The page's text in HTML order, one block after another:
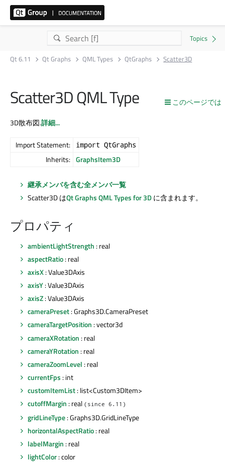
Qt 6.11 Qt Graphs QML Types QtGraphs Scatter3D
このページでは
Scatter3D QML Type
3D散布図.詳細...
Import Statement: import QtGraphs
Inherits: GraphsItem3D
継承メンバを含む全メンバ一覧
Scatter3D はQt GraphsQML Types for 3Dに含まれます。
プロパティ
ambientLightStrength : real
aspectRatio: real
axisX: Value3DAxis
axisY: Value3DAxis
axisZ: Value3DAxis
cameraPreset: Graphs3D.CameraPreset
cameraTargetPosition : vector3d
cameraXRotation : real
cameraYRotation : real
cameraZoomLevel : real
currentFps : int
customItemList: list<Custom3DItem>
cutoffMargin : real (since 6.11)
gridLineType: Graphs3D.GridLineType
horizontalAspectRatio: real
labelMargin : real
lightColor: color